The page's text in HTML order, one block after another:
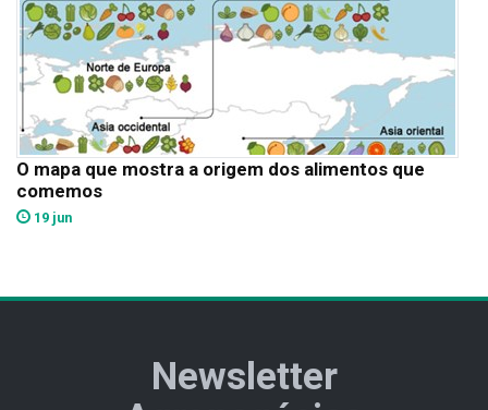
O mapa que mostra a origem dos alimentos que
comemos
19 jun
Newsletter